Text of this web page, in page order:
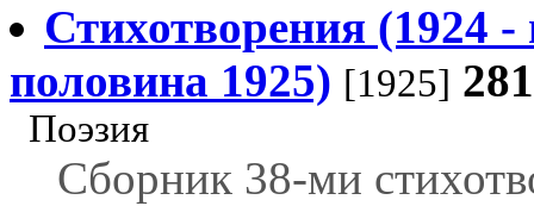
Стихотворения (1924 -
половина 1925) [1925]
Поэзия
Сборник 38-ми